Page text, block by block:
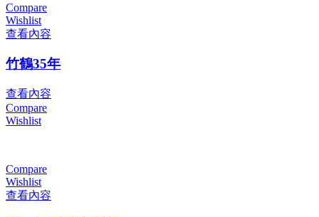
Compare
Wishlist
查看內容
竹鶴35年
查看內容
Compare
Wishlist
Compare
Wishlist
查看內容